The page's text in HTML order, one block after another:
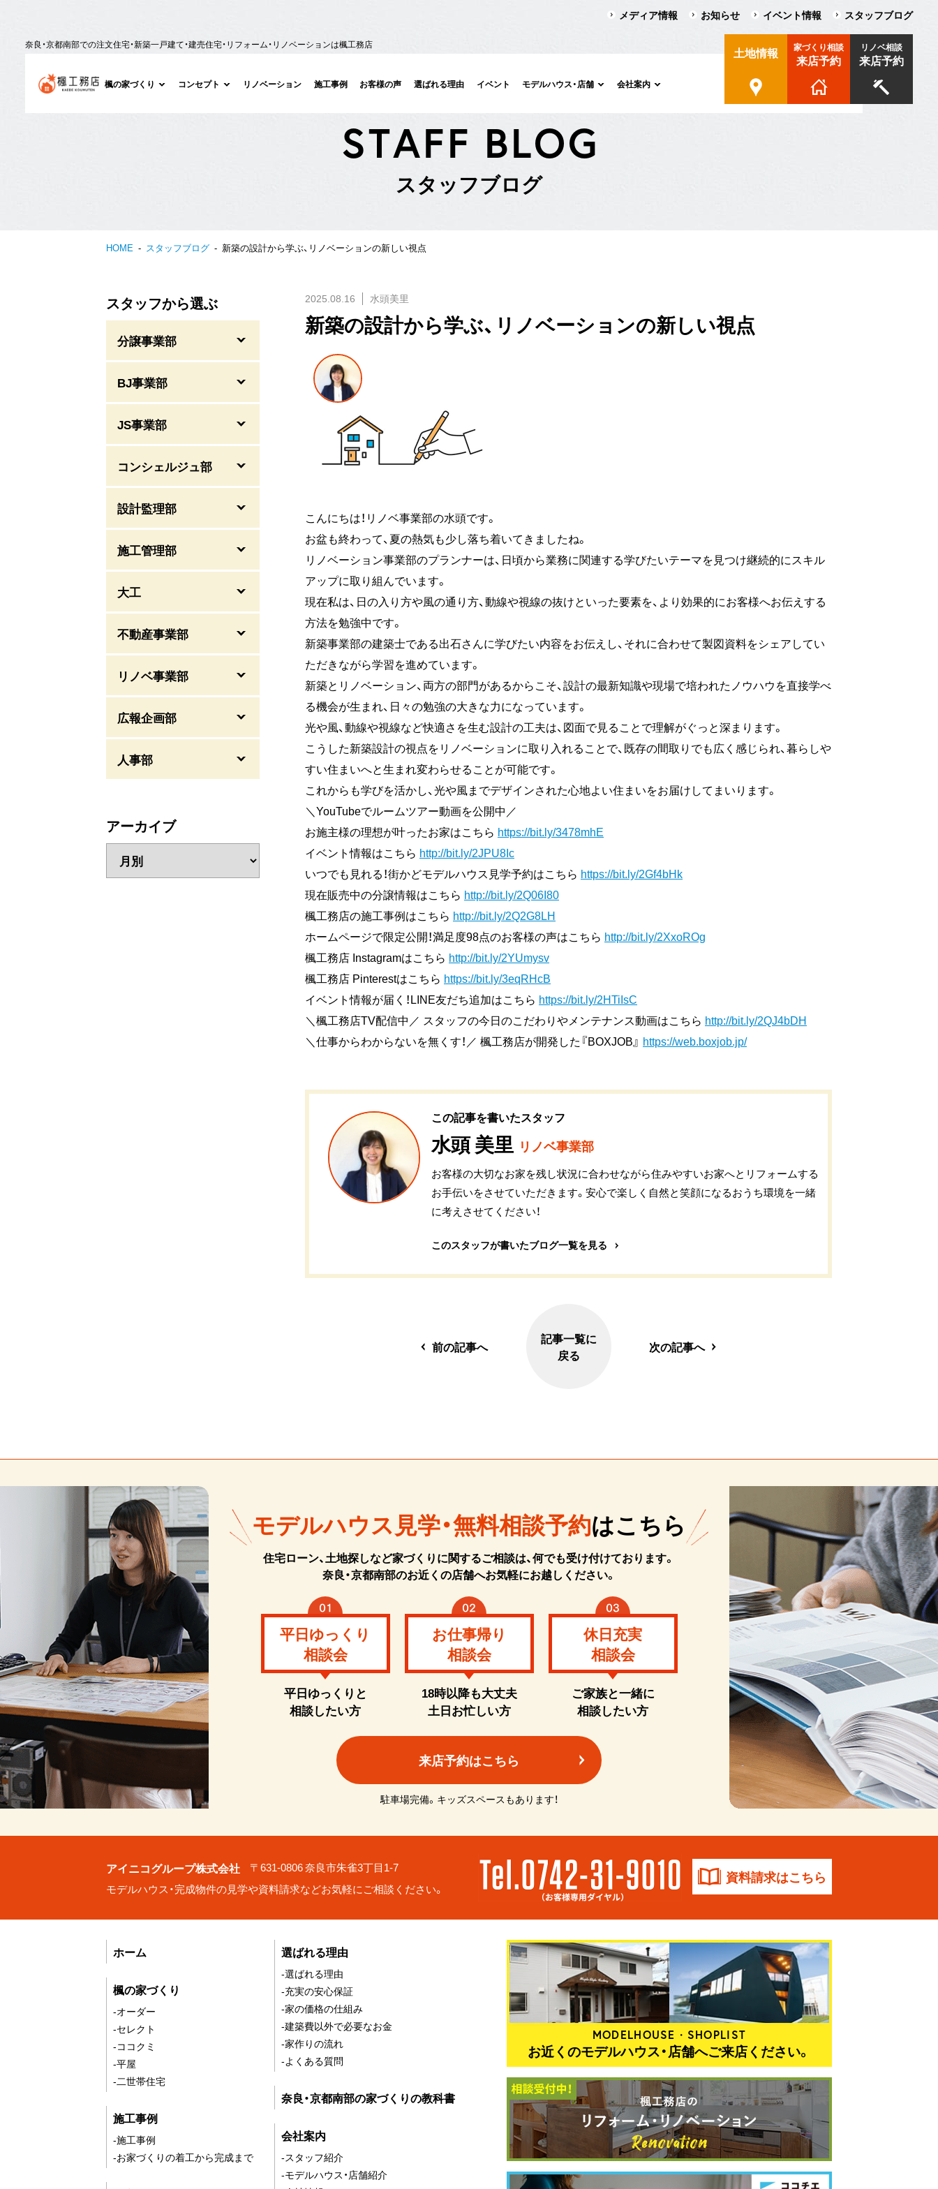
奈良・京都南部での注文住宅・新築一戸建て・建売住宅・リフォーム・リノベーションは楓工務店
楓の家づくり コンセプト リノベーション 施工事例 お客様の声 選ばれる理由 イベント モデルハウス・店舗 会社案内
土地情報 家づくり相談
来店予約
リノベ相談
来店予約
メディア情報 お知らせ イベント情報 スタッフブログ
STAFF BLOG
スタッフブログ
HOME スタッフブログ 新築の設計から学ぶ、リノベーションの新しい視点
2025.08.16 水頭美里
新築の設計から学ぶ、リノベーションの新しい視点
こんにちは！リノベ事業部の水頭です。
お盆も終わって、夏の熱気も少し落ち着いてきましたね。
リノベーション事業部のプランナーは、日頃から業務に関連する学びたいテーマを見つけ継続的にスキル
アップに取り組んでいます。
現在私は、日の入り方や風の通り方、動線や視線の抜けといった要素を、より効果的にお客様へお伝えする
方法を勉強中です。
新築事業部の建築士である出石さんに学びたい内容をお伝えし、それに合わせて製図資料をシェアしてい
ただきながら学習を進めています。
新築とリノベーション、両方の部門があるからこそ、設計の最新知識や現場で培われたノウハウを直接学べ
る機会が生まれ、日々の勉強の大きな力になっています。
光や風、動線や視線など快適さを生む設計の工夫は、図面で見ることで理解がぐっと深まります。
こうした新築設計の視点をリノベーションに取り入れることで、既存の間取りでも広く感じられ、暮らしや
すい住まいへと生まれ変わらせることが可能です。
これからも学びを活かし、光や風までデザインされた心地よい住まいをお届けしてまいります。
＼YouTubeでルームツアー動画を公開中／
お施主様の理想が叶ったお家はこちら https://bit.ly/3478mhE
イベント情報はこちら http://bit.ly/2JPU8Ic
いつでも見れる！街かどモデルハウス見学予約はこちら https://bit.ly/2Gf4bHk
現在販売中の分譲情報はこちら http://bit.ly/2Q06I80
楓工務店の施工事例はこちら http://bit.ly/2Q2G8LH
ホームページで限定公開！満足度98点のお客様の声はこちら http://bit.ly/2XxoROg
楓工務店 Instagramはこちら http://bit.ly/2YUmysv
楓工務店 Pinterestはこちら https://bit.ly/3eqRHcB
イベント情報が届く！LINE友だち追加はこちら https://bit.ly/2HTiIsC
＼楓工務店TV配信中／ スタッフの今日のこだわりやメンテナンス動画はこちら http://bit.ly/2QJ4bDH
＼仕事からわからないを無くす！／ 楓工務店が開発した『BOXJOB』 https://web.boxjob.jp/
この記事を書いたスタッフ
水頭 美里 リノベ事業部
お客様の大切なお家を残し状況に合わせながら住みやすいお家へとリフォームする
お手伝いをさせていただきます。安心で楽しく自然と笑顔になるおうち環境を一緒
に考えさせてください！
このスタッフが書いたブログ一覧を見る
前の記事へ
記事一覧に
戻る
次の記事へ
スタッフから選ぶ
分譲事業部
BJ事業部
JS事業部
コンシェルジュ部
設計監理部
施工管理部
大工
不動産事業部
リノベ事業部
広報企画部
人事部
アーカイブ
モデルハウス見学・無料相談予約はこちら
住宅ローン、土地探しなど家づくりに関するご相談は、何でも受け付けております。
奈良・京都南部のお近くの店舗へお気軽にお越しください。
平日ゆっくり
相談会
平日ゆっくりと
相談したい方
お仕事帰り
相談会
18時以降も大丈夫
土日お忙しい方
休日充実
相談会
ご家族と一緒に
相談したい方
来店予約はこちら
駐車場完備。キッズスペースもあります！
アイニコグループ株式会社
〒631-0806 奈良市朱雀3丁目1-7
モデルハウス・完成物件の見学や資料請求などお気軽にご相談ください。
資料請求はこちら
ホーム
楓の家づくり
-オーダー
-セレクト
-ココクミ
-平屋
-二世帯住宅
施工事例
-施工事例
-お家づくりの着工から完成まで
選ばれる理由
-選ばれる理由
-充実の安心保証
-家の価格の仕組み
-建築費以外で必要なお金
-家作りの流れ
-よくある質問
奈良・京都南部の家づくりの教科書
会社案内
-スタッフ紹介
-モデルハウス・店舗紹介
MODELHOUSE・SHOPLIST
お近くのモデルハウス・店舗へご来店ください。